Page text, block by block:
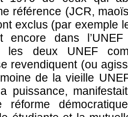
référence (JCR,
exclus (par exemple
encore dans
les deux UNEF
revendiquent (ou
de la vieille
puissance,
réforme